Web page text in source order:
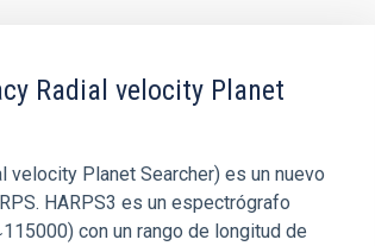
Radial velocity Planet
velocity Planet Searcher) es un nuevo
HARPS3 es un espectrógrafo
con un rango de longitud de